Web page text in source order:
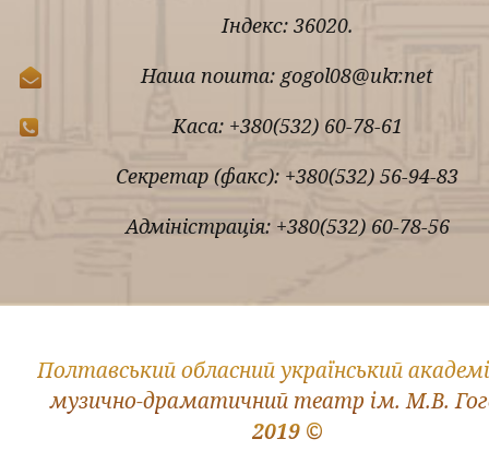
Індекс: 36020.
Наша пошта: gogol08@ukr.net
Каса: +380(532) 60-78-61
Секретар (факс): +380(532) 56-94-83
Адміністрація: +380(532) 60-78-56
2019 ©
Полтавський обласний український
музично-драматичний театр ім. М.В.